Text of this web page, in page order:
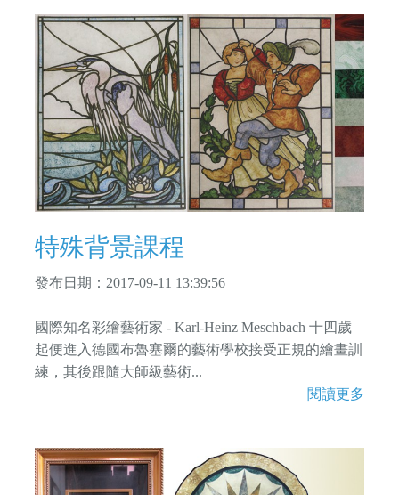
特殊背景課程
發布日期：2017-09-11 13:39:56
國際知名彩繪藝術家 - Karl-Heinz Meschbach 十四歲
起便進入德國布魯塞爾的藝術學校接受正規的繪畫訓
練，其後跟隨大師級藝術...
閱讀更多